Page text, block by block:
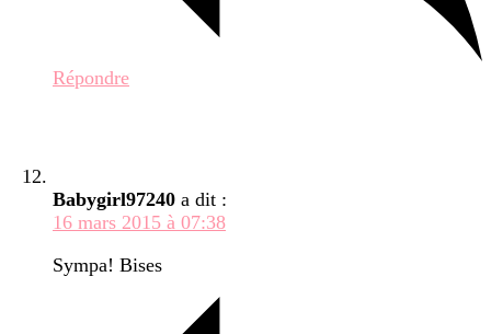
Répondre
Babygirl97240 a dit :
16 mars 2015 à 07:38
Sympa! Bises